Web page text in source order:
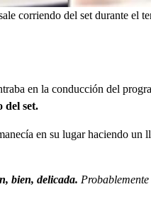
corriendo del set durante el
en la conducción del
del set.
en su lugar haciendo un
bien, delicada.